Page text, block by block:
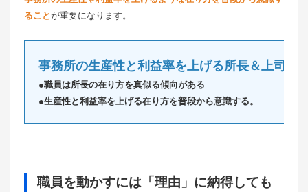
ることが重要になります。
事務所の生産性と利益率を上げる所長＆上司の
●職員は所長の在り方を真似る傾向がある
●生産性と利益率を上げる在り方を普段から意識する。
職員を動かすには「理由」に納得しても